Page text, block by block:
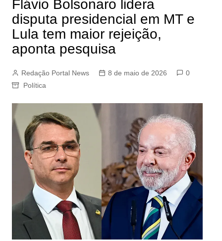
Flávio Bolsonaro lidera
disputa presidencial em MT e
Lula tem maior rejeição,
aponta pesquisa
Redação Portal News 8 de maio de 2026
0
Política